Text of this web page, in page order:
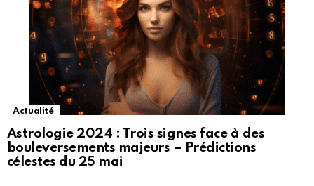
Actualité
Astrologie 2024 : Trois signes face à des
bouleversements majeurs – Prédictions
célestes du 25 mai